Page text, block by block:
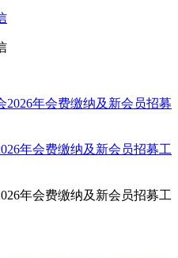
年会费缴纳及新会员招募工
年会费缴纳及新会员招募工